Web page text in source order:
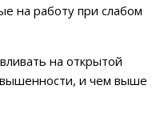
на работу при слабом
на открытой
и чем выше